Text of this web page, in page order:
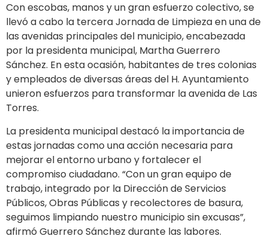
Con escobas, manos y un gran esfuerzo colectivo, se
llevó a cabo la tercera Jornada de Limpieza en una de
las avenidas principales del municipio, encabezada
por la presidenta municipal, Martha Guerrero
Sánchez. En esta ocasión, habitantes de tres colonias
y empleados de diversas áreas del H. Ayuntamiento
unieron esfuerzos para transformar la avenida de Las
Torres.
La presidenta municipal destacó la importancia de
estas jornadas como una acción necesaria para
mejorar el entorno urbano y fortalecer el
compromiso ciudadano. “Con un gran equipo de
trabajo, integrado por la Dirección de Servicios
Públicos, Obras Públicas y recolectores de basura,
seguimos limpiando nuestro municipio sin excusas”,
afirmó Guerrero Sánchez durante las labores.